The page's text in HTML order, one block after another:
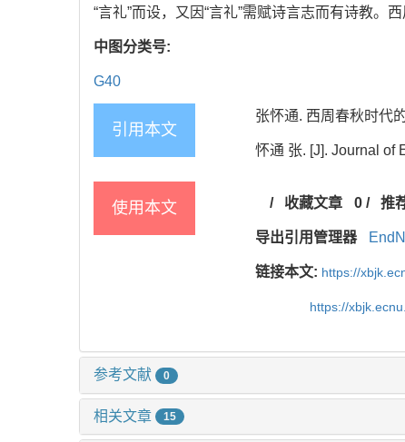
“言礼”而设，又因“言礼”需赋诗言志而有诗教。
中图分类号:
G40
引用本文
张怀通. 西周春秋时代
怀通 张. [J]. Journal of
使用本文 / 收藏文章 0/ 推
导出引用管理器
链接本文: https://
https://
参考文献 0
相关文章 15